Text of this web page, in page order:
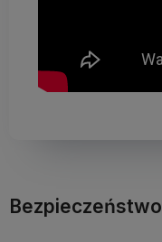
Bezpieczeństwo